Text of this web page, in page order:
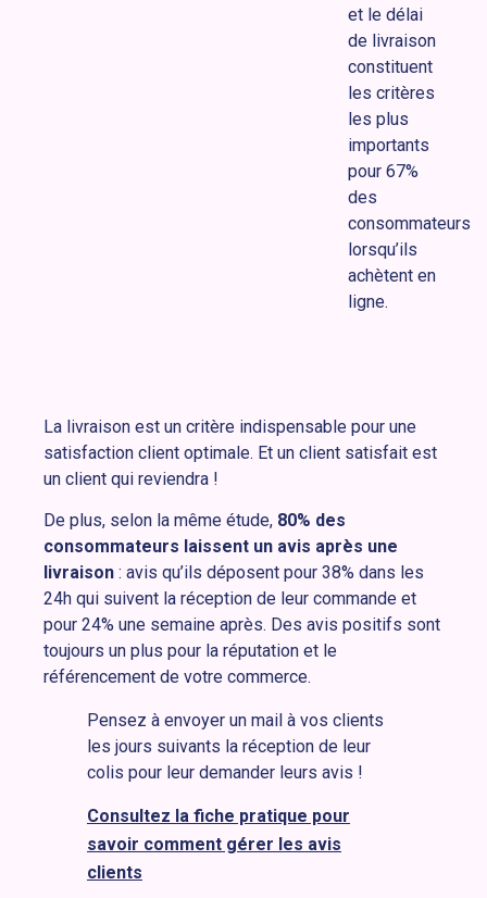
et le délai
de livraison
constituent
les critères
les plus
importants
pour 67%
des
consommateurs
lorsqu’ils
achètent en
ligne.
La livraison est un critère indispensable pour une
satisfaction client optimale. Et un client satisfait est
un client qui reviendra !
De plus, selon la même étude, 80% des
consommateurs laissent un avis après une
livraison : avis qu’ils déposent pour 38% dans les
24h qui suivent la réception de leur commande et
pour 24% une semaine après. Des avis positifs sont
toujours un plus pour la réputation et le
référencement de votre commerce.
Pensez à envoyer un mail à vos clients
les jours suivants la réception de leur
colis pour leur demander leurs avis !
Consultez la fiche pratique pour
savoir comment gérer les avis
clients